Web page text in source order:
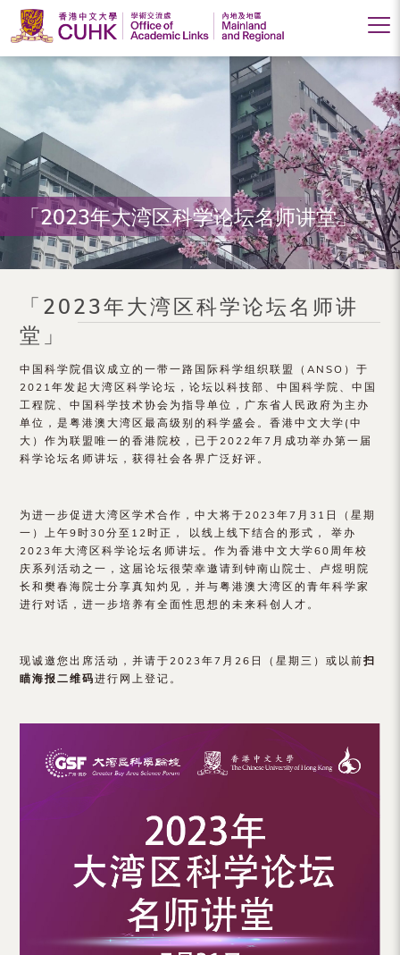
香
港
中
文
大
学
交
流
处
（内
地
地
区）
「2023年大湾区科学论坛名师讲堂」
「2023年大湾区科学论坛名师讲
堂」
中国科学院倡议成立的一带一路国际科学组织联盟（ANSO）于
2021年发起大湾区科学论坛，论坛以科技部、中国科学院、中国
工程院、中国科学技术协会为指导单位，广东省人民政府为主办
单位，是粤港澳大湾区最高级别的科学盛会。香港中文大学(中
大）作为联盟唯一的香港院校，已于2022年7月成功举办第一届
科学论坛名师讲坛，获得社会各界广泛好评。
为进一步促进大湾区学术合作，中大将于2023年7月31日（星期
一）上午9时30分至12时正， 以线上线下结合的形式， 举办
2023年大湾区科学论坛名师讲坛。作为香港中文大学60周年校
庆系列活动之一，这届论坛很荣幸邀请到钟南山院士、卢煜明院
长和樊春海院士分享真知灼见，并与粤港澳大湾区的青年科学家
进行对话，进一步培养有全面性思想的未来科创人才。
现诚邀您出席活动，并请于2023年7月26日（星期三）或以前扫
瞄海报二维码进行网上登记。